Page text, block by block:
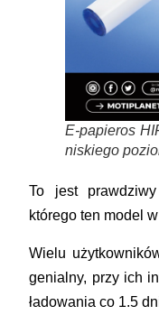
E-papieros
niskiego
To jest
którego ten model
Wielu
genialny, przy ich
ładowania co 1.5